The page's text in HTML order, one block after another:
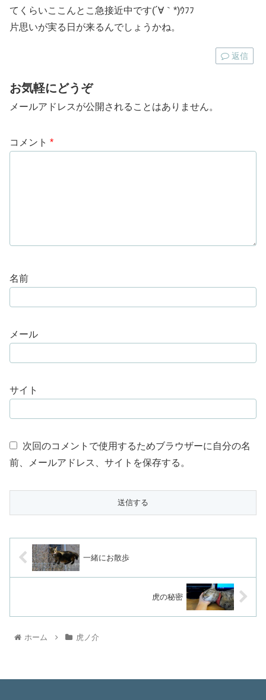
てくらいここんとこ急接近中です(´∀｀*)ｳﾌﾌ
片思いが実る日が来るんでしょうかね。
返信
お気軽にどうぞ
メールアドレスが公開されることはありません。
コメント *
名前
メール
サイト
次回のコメントで使用するためブラウザーに自分の名
前、メールアドレス、サイトを保存する。
一緒にお散歩
虎の秘密
ホーム 虎ノ介